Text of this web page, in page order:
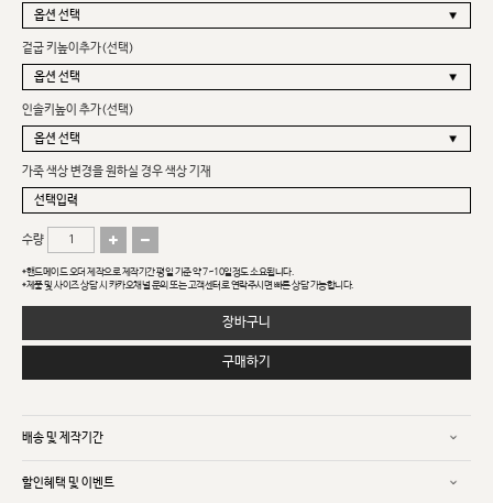
겉굽 키높이추가(선택)
인솔키높이 추가(선택)
가죽 색상 변경을 원하실 경우 색상 기재
수량
*핸드메이드 오더 제작으로 제작기간 평일 기준 약 7~10일정도 소요됩니다.
*제품 및 사이즈 상담 시 카카오채널 문의 또는 고객센터로 연락주시면 빠른 상담 가능합니다.
장바구니
구매하기
배송 및 제작기간
할인혜택 및 이벤트